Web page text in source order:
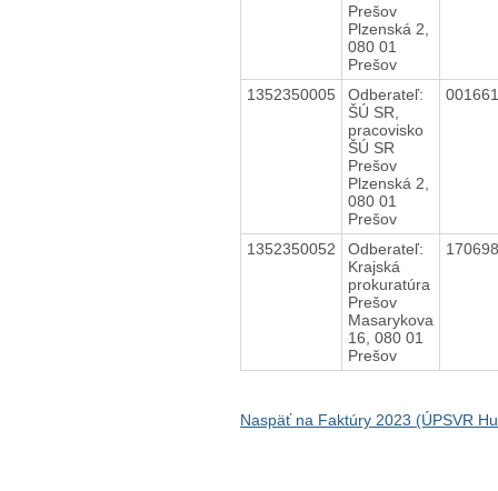
Prešov
Plzenská 2,
080 01
Prešov
1352350005
Odberateľ:
ŠÚ SR,
pracovisko
ŠÚ SR
Prešov
Plzenská 2,
080 01
Prešov
1352350052
Odberateľ:
Krajská
prokuratúra
Prešov
Masarykova
16, 080 01
Prešov
Naspäť na Faktúry 2023 (ÚPSVR